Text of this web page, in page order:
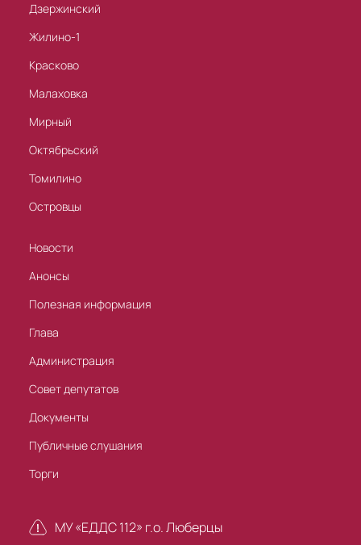
Дзержинский
Жилино-1
Красково
Малаховка
Мирный
Октябрьский
Томилино
Островцы
Новости
Анонсы
Полезная информация
Глава
Администрация
Совет депутатов
Документы
Публичные слушания
Торги
МУ «ЕДДС 112» г.о. Люберцы